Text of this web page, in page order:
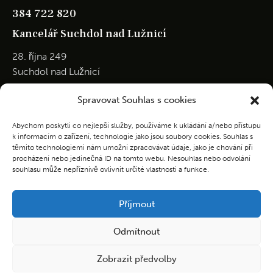
Spravovat Souhlas s cookies
Abychom poskytli co nejlepší služby, používáme k ukládání a/nebo přístupu
k informacím o zařízení, technologie jako jsou soubory cookies. Souhlas s
těmito technologiemi nám umožní zpracovávat údaje, jako je chování při
procházení nebo jedinečná ID na tomto webu. Nesouhlas nebo odvolání
souhlasu může nepříznivě ovlivnit určité vlastnosti a funkce.
Příjmout
Odmítnout
Zobrazit předvolby
384 722 820
Kancelář Suchdol nad Lužnicí
28. října 249
Suchdol nad Lužnicí
So – Ne: zavřeno
384 385 251
Kontakt
NONSTOP SLUŽBA:
Jiří Beníšek / František Beníšek
Informace o zpracování osobních údajů